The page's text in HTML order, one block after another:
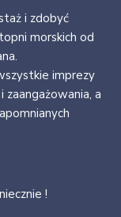
i zdobyć
morskich od
imprezy
a
!